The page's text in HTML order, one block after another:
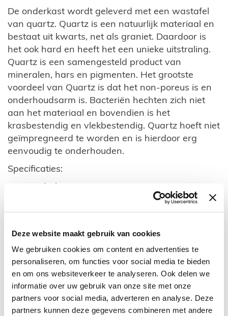
Deze website maakt gebruik van cookies
We gebruiken cookies om content en advertenties te
personaliseren, om functies voor social media te bieden
en om ons websiteverkeer te analyseren. Ook delen we
informatie over uw gebruik van onze site met onze
partners voor social media, adverteren en analyse. Deze
partners kunnen deze gegevens combineren met andere
De onderkast wordt geleverd met een wastafel
van quartz. Quartz is een natuurlijk materiaal en
bestaat uit kwarts, net als graniet. Daardoor is
het ook hard en heeft het een unieke uitstraling.
Quartz is een samengesteld product van
mineralen, hars en pigmenten. Het grootste
voordeel van Quartz is dat het non-poreus is en
onderhoudsarm is. Bacteriën hechten zich niet
aan het materiaal en bovendien is het
krasbestendig en vlekbestendig. Quartz hoeft niet
geïmpregneerd te worden en is hierdoor erg
eenvoudig te onderhouden.
Specificaties:
Onderkast van 100% MDF
Structuur van de kleur is voelbaar
Vier softclose lades (2x onderkast 60cm)
Hangend model
Greeploze lades met aluminium greeplijst
Bovenste lades met 2 sifonuitsparingen
Quartz wastafel dun model 2,5cm hoog met